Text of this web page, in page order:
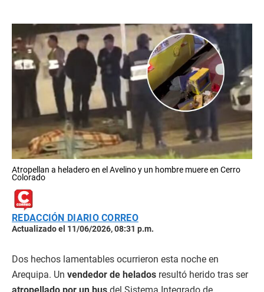
Atropellan a heladero en el Avelino y un hombre muere en Cerro
Colorado
REDACCIÓN DIARIO CORREO
Actualizado el 11/06/2026, 08:31 p.m.
Dos hechos lamentables ocurrieron esta noche en
Arequipa. Un vendedor de helados resultó herido tras ser